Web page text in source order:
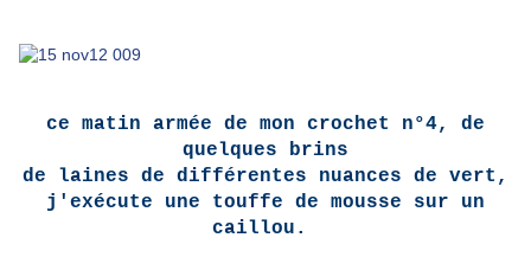
ce matin armée de mon crochet n°4, de
quelques brins
de laines de différentes nuances de vert,
j'exécute une touffe de mousse sur un
caillou.